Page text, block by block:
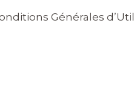
Générales